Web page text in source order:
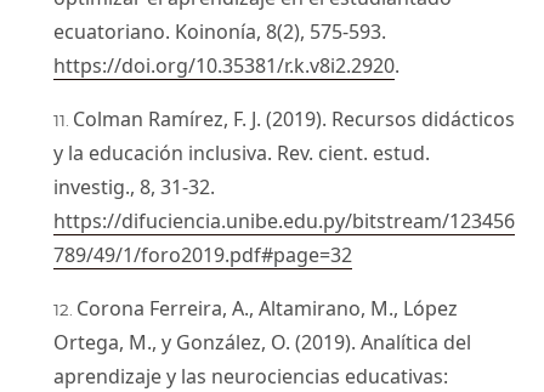
ecuatoriano. Koinonía, 8(2), 575-593.
https://doi.org/10.35381/r.k.v8i2.2920.
Colman Ramírez, F. J. (2019). Recursos didácticos
y la educación inclusiva. Rev. cient. estud.
investig., 8, 31-32.
https://difuciencia.unibe.edu.py/bitstream/123456
789/49/1/foro2019.pdf#page=32
Corona Ferreira, A., Altamirano, M., López
Ortega, M., y González, O. (2019). Analítica del
aprendizaje y las neurociencias educativas: